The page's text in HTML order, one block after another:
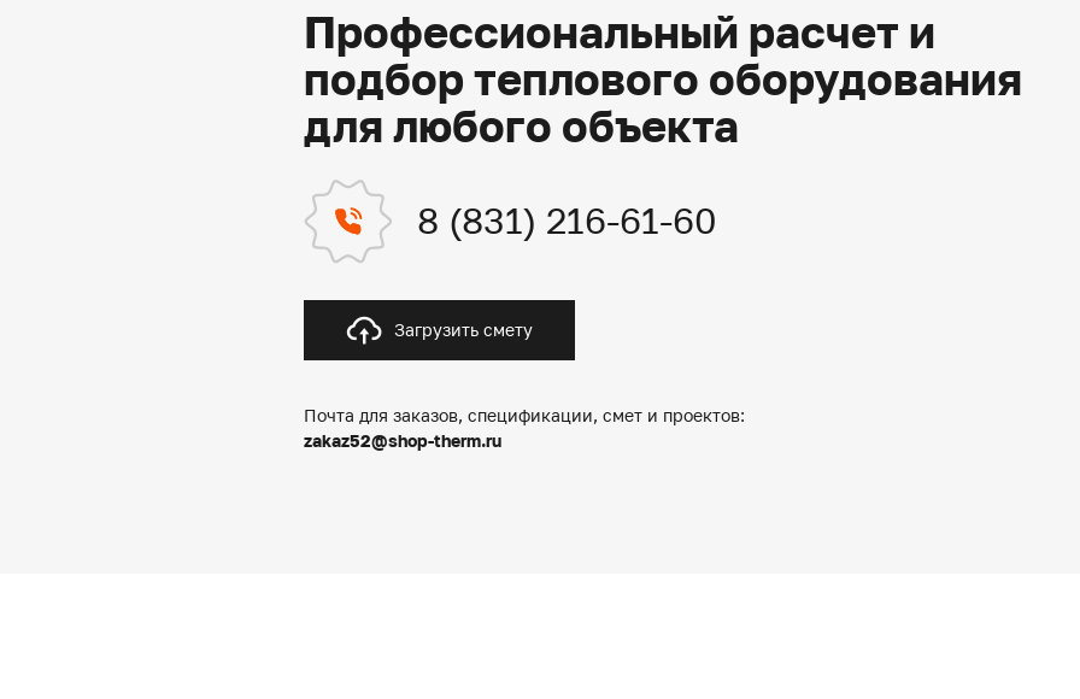
Профессиональный расчет и
подбор теплового оборудования
для любого объекта
8 (831) 216-61-60
Загрузить смету
Почта для заказов, спецификации, смет и проектов:
zakaz52@shop-therm.ru